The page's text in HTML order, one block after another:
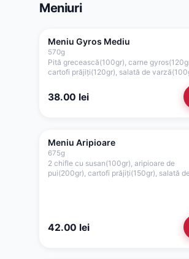
Meniuri
Meniu Gyros Mediu
570g
Pită grecească(100gr), carne
cartofi prăjiți(120gr), salată de
maioneza de casa (40gr)
38.00 lei
Meniu Aripioare
675g
2 chifle cu susan(100gr), aripioare de
pui(200gr), cartofi prăjiți(150gr), salată
42.00 lei